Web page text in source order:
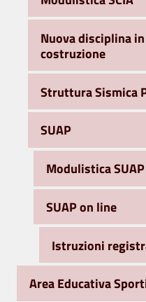
Nuova disciplina
costruzione
Struttura Sismica
SUAP
Modulistica SUAP
SUAP on line
Istruzioni
Area Educativa